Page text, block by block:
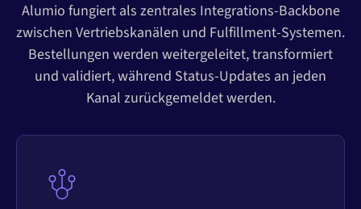
Alumio fungiert als zentrales Integrations-Backbone
zwischen Vertriebskanälen und Fulfillment-Systemen.
Bestellungen werden weitergeleitet, transformiert
und validiert, während Status-Updates an jeden
Kanal zurückgemeldet werden.